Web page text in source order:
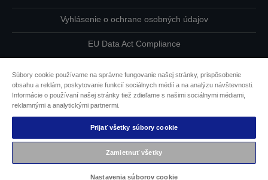
Vyhlásenie o ochrane osobných údajov
EU Data Act Compliance
Informácie o súboroch cookie
Záväzok spoločnosti Epson k dostupnosti
Obsah chránený autorskými právami © 2026 spoločnosti
Seiko Epson
Súbory cookie používame na správne fungovanie našej stránky, prispôsobenie
obsahu a reklám, poskytovanie funkcií sociálnych médií a na analýzu návštevnosti.
Informácie o používaní našej stránky tiež zdieľame s našimi sociálnymi médiami,
reklamnými a analytickými partnermi.
Prijať všetky súbory cookie
Zamietnuť všetky
Nastavenia súborov cookie